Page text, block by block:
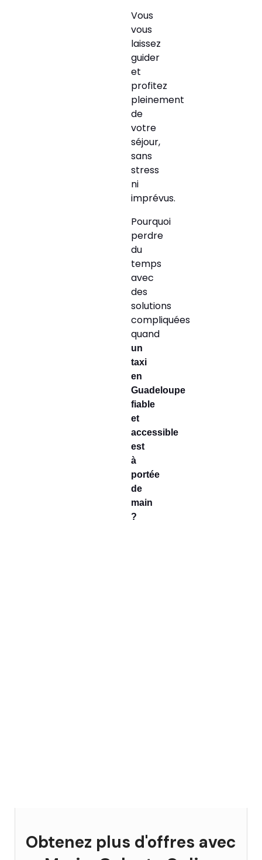
Vous
vous
laissez
guider
et
profitez
pleinement
de
votre
séjour,
sans
stress
ni
imprévus.
Pourquoi
perdre
du
temps
avec
des
solutions
compliquées
quand
un
taxi
en
Guadeloupe
fiable
et
accessible
est
à
portée
de
main
?
Obtenez plus d'offres avec